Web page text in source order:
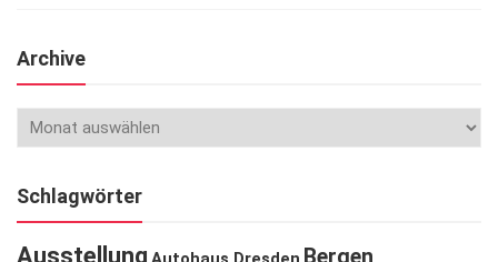
Archive
Schlagwörter
Ausstellung